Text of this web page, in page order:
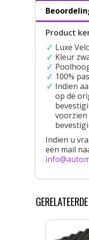
Product
Luxe
Kleur
100%
Indien
op de
voorzien
Indien u
een mail